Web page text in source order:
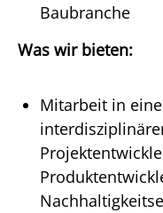
Baubranche
Was wir bieten:
Mitarbeit in